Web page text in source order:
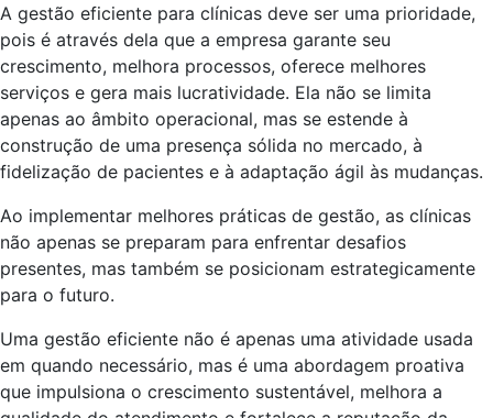
A gestão eficiente para clínicas deve ser uma prioridade,
pois é através dela que a empresa garante seu
crescimento, melhora processos, oferece melhores
serviços e gera mais lucratividade. Ela não se limita
apenas ao âmbito operacional, mas se estende à
construção de uma presença sólida no mercado, à
fidelização de pacientes e à adaptação ágil às mudanças.
Ao implementar melhores práticas de gestão, as clínicas
não apenas se preparam para enfrentar desafios
presentes, mas também se posicionam estrategicamente
para o futuro.
Uma gestão eficiente não é apenas uma atividade usada
em quando necessário, mas é uma abordagem proativa
que impulsiona o crescimento sustentável, melhora a